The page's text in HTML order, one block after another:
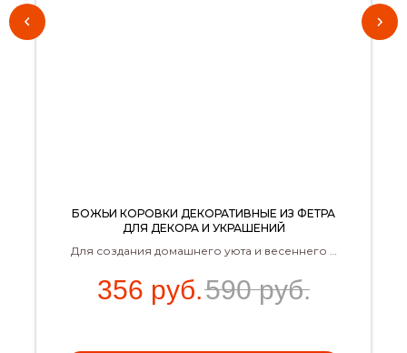
БОЖЬИ КОРОВКИ ДЕКОРАТИВНЫЕ ИЗ ФЕТРА
ДЛЯ ДЕКОРА И УКРАШЕНИЙ
Для создания домашнего уюта и весеннего и
Размер - 4х6 см.
В наборе - 40 шт.
356 руб.590 руб.